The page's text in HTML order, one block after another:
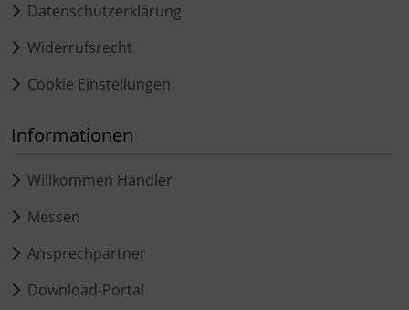
Datenschutzerklärung
Widerrufsrecht
Cookie Einstellungen
Informationen
Willkommen Händler
Messen
Ansprechpartner
Download-Portal